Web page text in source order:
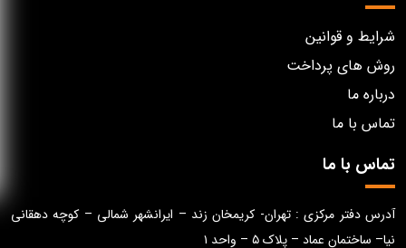
شرایط و قوانین
روش های پرداخت
درباره ما
تماس با ما
تماس با ما
آدرس دفتر مرکزی : تهران- کریمخان زند – ایرانشهر شمالی – کوچه دهقانی
نیا– ساختمان عماد – پلاک ۵ – واحد ۱